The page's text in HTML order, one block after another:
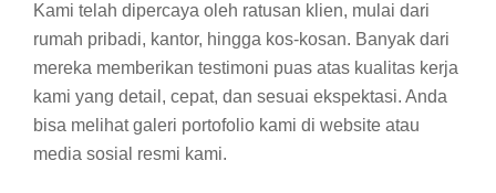
Kami telah dipercaya oleh ratusan klien, mulai dari
rumah pribadi, kantor, hingga kos-kosan. Banyak dari
mereka memberikan testimoni puas atas kualitas kerja
kami yang detail, cepat, dan sesuai ekspektasi. Anda
bisa melihat galeri portofolio kami di website atau
media sosial resmi kami.